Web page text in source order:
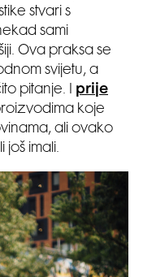
stvari s
sami
Ova praksa se
svijetu, a
pitanje. I prije
koje
ali ovako
još imali.